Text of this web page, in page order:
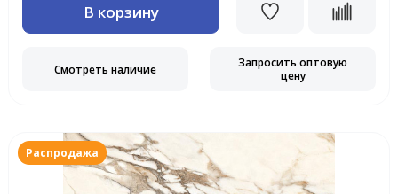
В корзину
Смотреть наличие
Запросить оптовую
цену
Распродажа